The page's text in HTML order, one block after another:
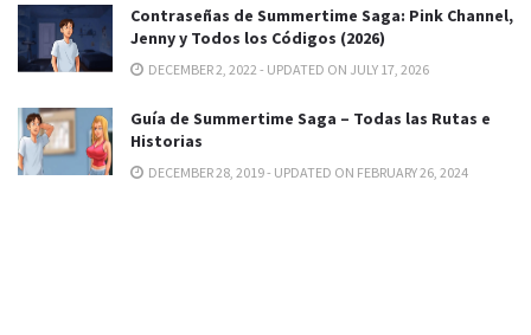
Contraseñas de Summertime Saga: Pink Channel,
Jenny y Todos los Códigos (2026)
DECEMBER 2, 2022 - UPDATED ON JULY 17, 2026
Guía de Summertime Saga – Todas las Rutas e
Historias
DECEMBER 28, 2019 - UPDATED ON FEBRUARY 26, 2024